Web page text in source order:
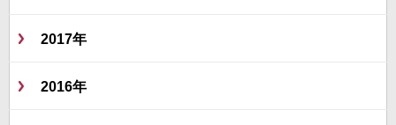
2017年
2016年